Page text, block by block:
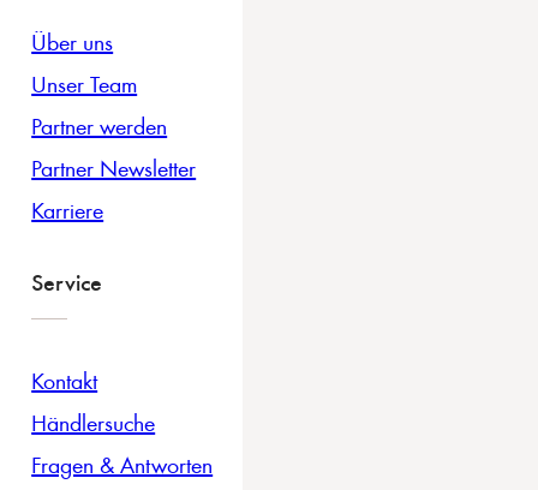
Über uns
Unser Team
Partner werden
Partner Newsletter
Karriere
Service
Kontakt
Händlersuche
Fragen & Antworten